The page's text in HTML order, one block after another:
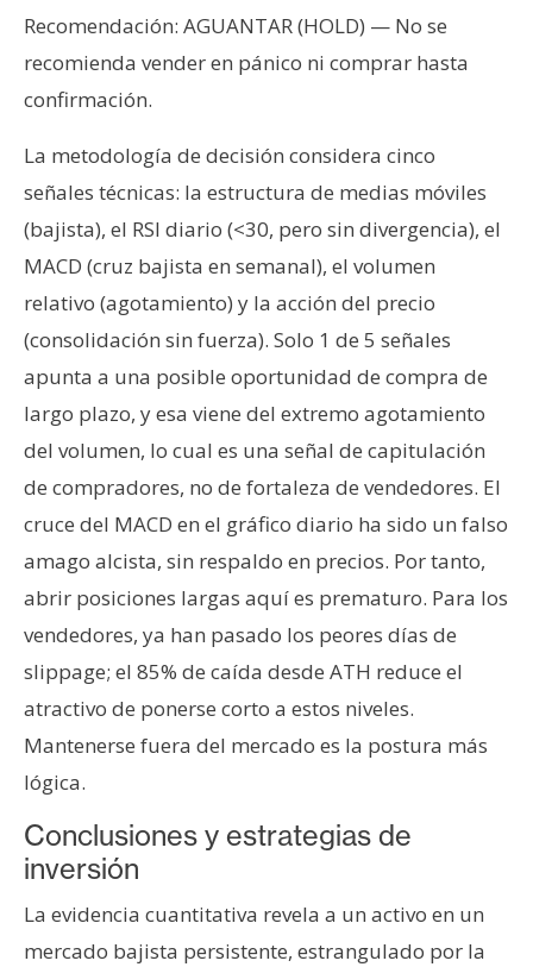
Recomendación: AGUANTAR (HOLD) — No se
recomienda vender en pánico ni comprar hasta
confirmación.
La metodología de decisión considera cinco
señales técnicas: la estructura de medias móviles
(bajista), el RSI diario (<30, pero sin divergencia), el
MACD (cruz bajista en semanal), el volumen
relativo (agotamiento) y la acción del precio
(consolidación sin fuerza). Solo 1 de 5 señales
apunta a una posible oportunidad de compra de
largo plazo, y esa viene del extremo agotamiento
del volumen, lo cual es una señal de capitulación
de compradores, no de fortaleza de vendedores. El
cruce del MACD en el gráfico diario ha sido un falso
amago alcista, sin respaldo en precios. Por tanto,
abrir posiciones largas aquí es prematuro. Para los
vendedores, ya han pasado los peores días de
slippage; el 85% de caída desde ATH reduce el
atractivo de ponerse corto a estos niveles.
Mantenerse fuera del mercado es la postura más
lógica.
Conclusiones y estrategias de
inversión
La evidencia cuantitativa revela a un activo en un
mercado bajista persistente, estrangulado por la